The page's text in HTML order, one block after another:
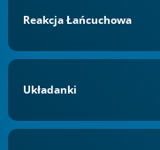
Reakcja Łańcuchowa
Układanki